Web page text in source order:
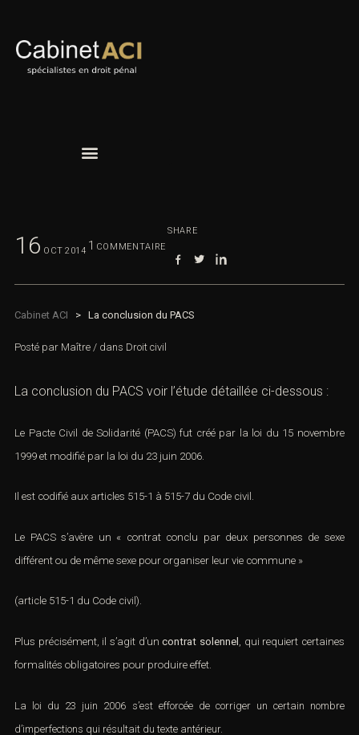
16 OCT 2014 1 COMMENTAIRE
SHARE
Cabinet ACI > La conclusion du PACS
Posté par Maître / dans Droit civil
La conclusion du PACS voir l’étude détaillée ci-dessous :
Le Pacte Civil de Solidarité (PACS) fut créé par la loi du 15 novembre
1999 et modifié par la loi du 23 juin 2006.
Il est codifié aux articles 515-1 à 515-7 du Code civil .
Le PACS s’avère un « contrat conclu par deux personnes de sexe
différent ou de même sexe pour organiser leur vie commune »
(article 515-1 du Code civil ).
Plus précisément, il s’agit d’uncontrat solennel , qui requiert certaines
formalités obligatoires pour produire effet.
La loi du 23 juin 2006 s’est efforcée de corriger un certain nombre
d’imperfections qui résultait du texte antérieur.